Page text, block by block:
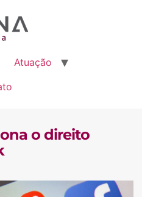
Atuaçãoㅤ
ㅤ
o direito